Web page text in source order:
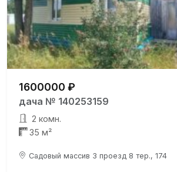
1600000 ₽
дача № 140253159
2 комн.
35 м²
Садовый массив 3 проезд 8 тер., 174